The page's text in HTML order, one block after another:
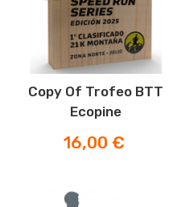
Copy Of Trofeo BTT
Ecopine
Prezzo
16,00 €